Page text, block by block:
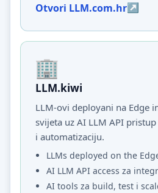
Otvori LLM.com.hr
LLM.kiwi
LLM-ovi deployani na Edge
svijeta uz AI LLM API
i automatizaciju.
LLMs deployed on the
AI LLM API access za
AI tools za build, test i